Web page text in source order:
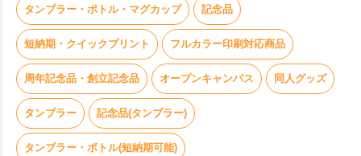
タンブラー・ボトル・マグカップ 記念品
短納期・クイックプリント フルカラー印刷対応商品
周年記念品・創立記念品 オープンキャンパス 同人グッズ
タンブラー 記念品(タンブラー)
タンブラー・ボトル(短納期可能)